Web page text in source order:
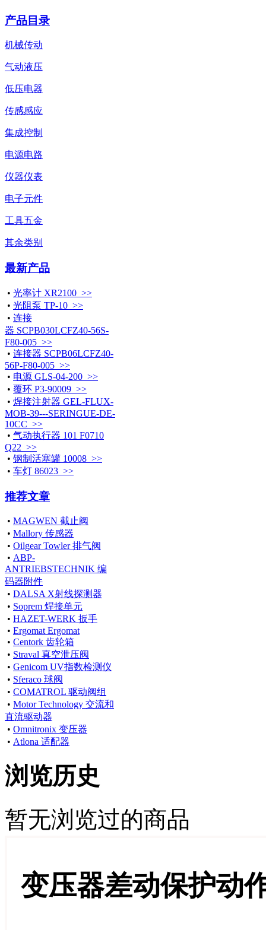
产品目录
机械传动
气动液压
低压电器
传感感应
集成控制
电源电路
仪器仪表
电子元件
工具五金
其余类别
最新产品
• 光率计 XR2100 >>
• 光阻泵 TP-10 >>
• 连接
器 SCPB030LCFZ40-56S-
F80-005 >>
• 连接器 SCPB06LCFZ40-
56P-F80-005 >>
• 电源 GLS-04-200 >>
• 覆环 P3-90009 >>
• 焊接注射器 GEL-FLUX-
MOB-39---SERINGUE-DE-
10CC >>
• 气动执行器 101 F0710
Q22 >>
• 钢制活塞罐 10008 >>
• 车灯 86023 >>
推荐文章
• MAGWEN 截止阀
• Mallory 传感器
• Oilgear Towler 排气阀
• ABP-
ANTRIEBSTECHNIK 编
码器附件
• DALSA X射线探测器
• Soprem 焊接单元
• HAZET-WERK 扳手
• Ergomat Ergomat
• Centork 齿轮箱
• Straval 真空泄压阀
• Genicom UV指数检测仪
• Sferaco 球阀
• COMATROL 驱动阀组
• Motor Technology 交流和
直流驱动器
• Omnitronix 变压器
• Atlona 适配器
浏览历史
暂无浏览过的商品
变压器差动保护动